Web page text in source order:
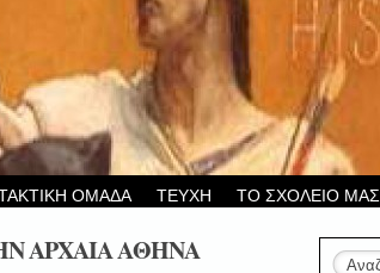
ΟΜΑΔΑ ΤΕΥΧΗ ΤΟ ΣΧΟΛΕΙΟ ΜΑΣ
ΑΡΧΑΙΑ ΑΘΗΝΑ